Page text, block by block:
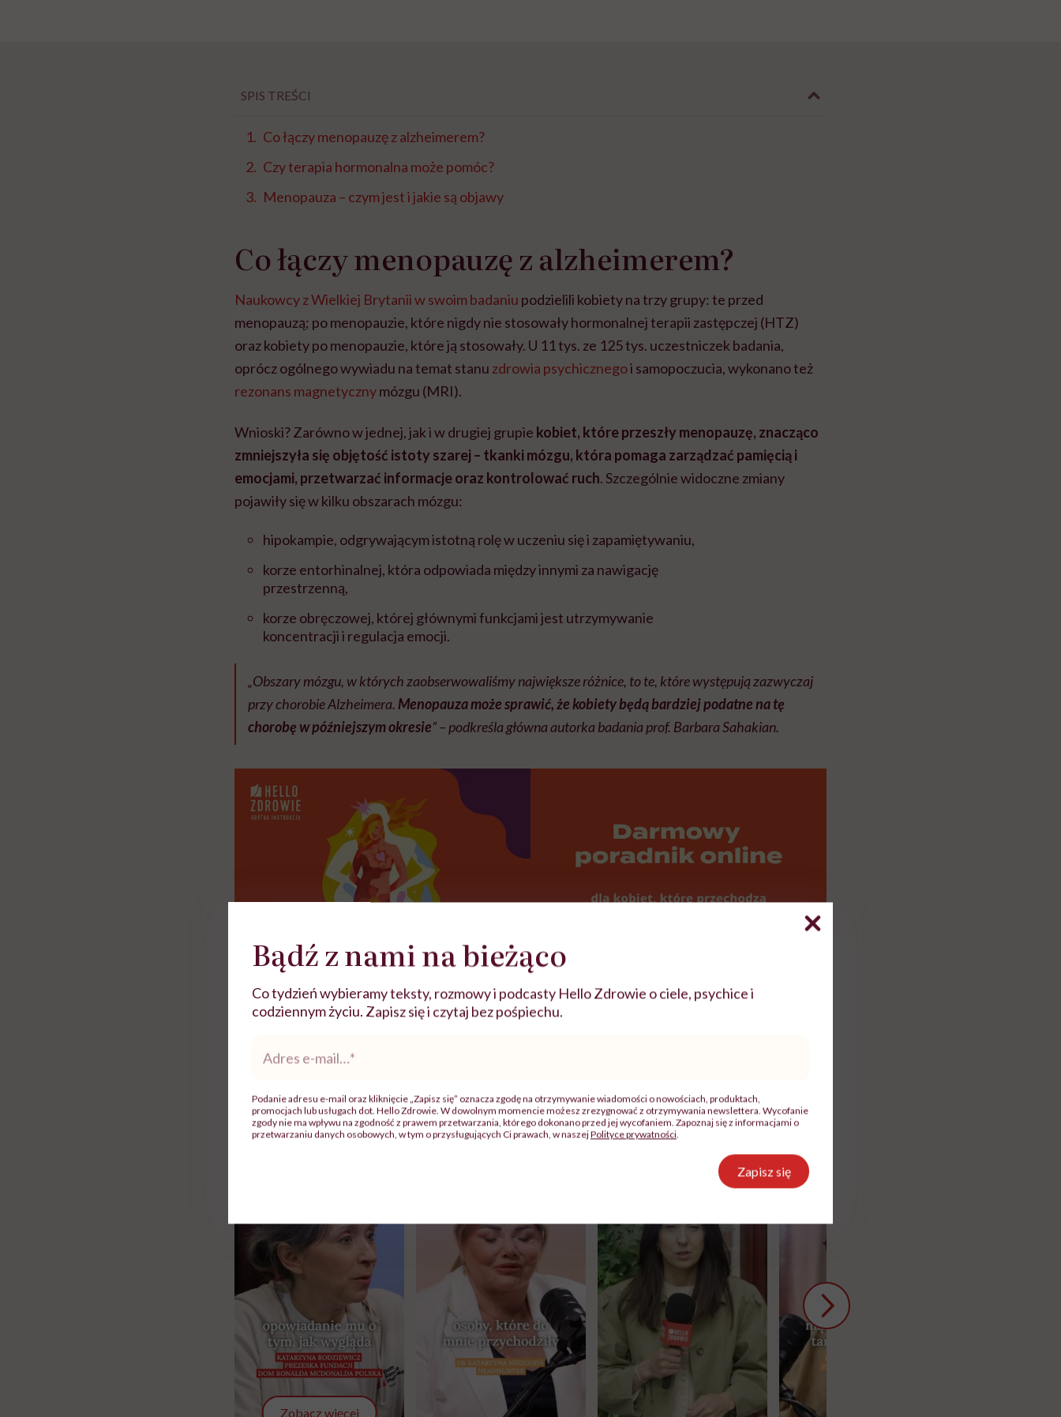
SPIS TREŚCI
Co łączy menopauzę z alzheimerem?
Czy terapia hormonalna może pomóc?
Menopauza – czym jest i jakie są objawy
Co łączy menopauzę z alzheimerem?
Naukowcy z Wielkiej Brytanii w swoim badaniu podzielili kobiety na trzy grupy: te przed
menopauzą; po menopauzie, które nigdy nie stosowały hormonalnej terapii zastępczej (HTZ)
oraz kobiety po menopauzie, które ją stosowały. U 11 tys. ze 125 tys. uczestniczek badania,
oprócz ogólnego wywiadu na temat stanu zdrowia psychicznegoi samopoczucia, wykonano też
rezonans magnetycznymózgu (MRI).
Wnioski? Zarówno w jednej, jak i w drugiej grupie kobiet, które przeszły menopauzę, znacząco
zmniejszyła się objętość istoty szarej – tkanki mózgu, która pomaga zarządzać pamięcią i
emocjami, przetwarzać informacje oraz kontrolować ruch. Szczególnie widoczne zmiany
pojawiły się w kilku obszarach mózgu:
hipokampie, odgrywającym istotną rolę w uczeniu się i zapamiętywaniu,
korze entorhinalnej, która odpowiada między innymi za nawigację
przestrzenną,
korze obręczowej, której głównymi funkcjami jest utrzymywanie
koncentracji i regulacja emocji.
„Obszary mózgu, w których zaobserwowaliśmy największe różnice, to te, które występują zazwyczaj
przy chorobie Alzheimera. Menopauza może sprawić, że kobiety będą bardziej podatne na tę
chorobę w późniejszym okresie” – podkreśla główna autorka badania prof. Barbara Sahakian.
Rolki
Zobacz więcej
Bądź z nami na bieżąco
Co tydzień wybieramy teksty, rozmowy i podcasty Hello Zdrowie o ciele, psychice i
codziennym życiu. Zapisz się i czytaj bez pośpiechu.
mail*
Podanie adresu e-mail oraz kliknięcie „Zapisz się” oznacza zgodę na otrzymywanie wiadomości o nowościach, produktach,
promocjach lub usługach dot. Hello Zdrowie. W dowolnym momencie możesz zrezygnować z otrzymywania newslettera. Wycofanie
zgody nie ma wpływu na zgodność z prawem przetwarzania, którego dokonano przed jej wycofaniem. Zapoznaj się z informacjami o
przetwarzaniu danych osobowych, w tym o przysługujących Ci prawach, w naszejPolityce prywatności.
Zapisz się